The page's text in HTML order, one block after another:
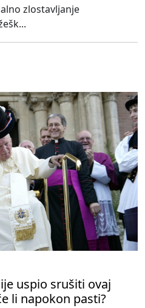
zlostavljanje
uspio srušiti ovaj
li napokon pasti?